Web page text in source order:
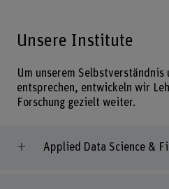
Unsere Institute
Um unserem Selbstverständnis
entsprechen, entwickeln wir
Forschung gezielt weiter.
Applied Data Science &